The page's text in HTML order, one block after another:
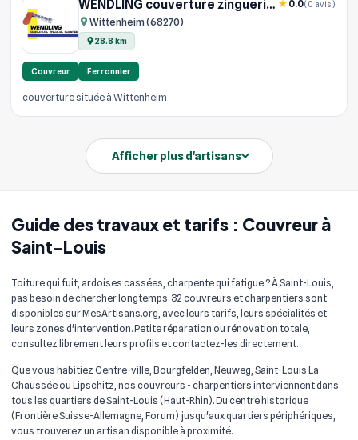
Guide des travaux et tarifs : Couvreur à
Saint-Louis
Toiture qui fuit, ardoises cassées, charpente qui fatigue ? À Saint-Louis,
pas besoin de chercher longtemps. 32 couvreurs et charpentiers sont
disponibles sur MesArtisans.org, avec leurs tarifs, leurs spécialités et
leurs zones d'intervention. Petite réparation ou rénovation totale,
consultez librement leurs profils et contactez-les directement.
Que vous habitiez Centre-ville, Bourgfelden, Neuweg, Saint-Louis La
Chaussée ou Lipschitz, nos couvreurs - charpentiers interviennent dans
tous les quartiers de Saint-Louis (Haut-Rhin). Du centre historique
(Frontière Suisse-Allemagne, Forum) jusqu'aux quartiers périphériques,
vous trouverez un artisan disponible à proximité.
WENDLING couverture zinguerie isolation
Wittenheim (68270)
28.8 km
0.0(0 avis)
Couvreur Ferronnier
couverture située à Wittenheim
Afficher plus d'artisans